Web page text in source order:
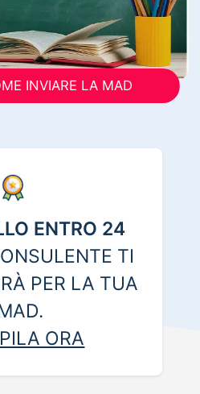
INVIARE LA MAD
ENTRO 24
TI
PER LA TUA
ORA